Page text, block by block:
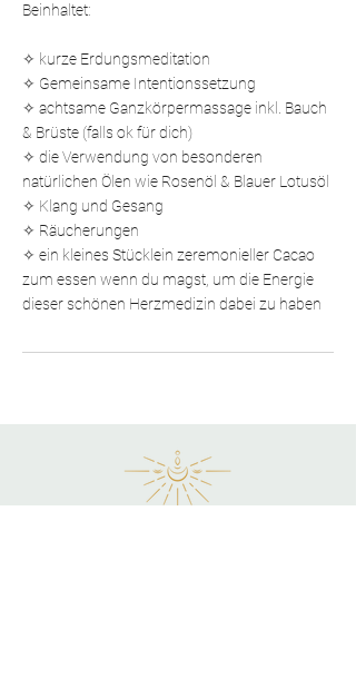
Beinhaltet:
✧ kurze Erdungsmeditation
✧ Gemeinsame Intentionssetzung
✧ achtsame Ganzkörpermassage inkl. Bauch
& Brüste (falls ok für dich)
✧ die Verwendung von besonderen
natürlichen Ölen wie Rosenöl & Blauer Lotusöl
✧ Klang und Gesang
✧ Räucherungen
✧ ein kleines Stücklein zeremonieller Cacao
zum essen wenn du magst, um die Energie
dieser schönen Herzmedizin dabei zu haben